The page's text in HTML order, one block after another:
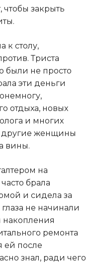
чтобы закрыть
к столу,
Триста
были не просто
эти деньги
отдыха, новых
и многих
другие женщины
вины.
на
брала
и сидела за
не начинали
накопления
ремонта
ей после
знал, ради чего